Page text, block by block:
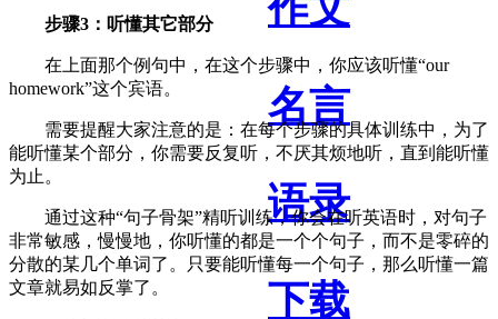
名言
语录
下载
步骤3：听懂其它部分
在上面那个例句中，在这个步骤中，你应该听懂“our
homework”这个宾语。
需要提醒大家注意的是：在每个步骤的具体训练中，为了
能听懂某个部分，你需要反复听，不厌其烦地听，直到能听懂
为止。
通过这种“句子骨架”精听训练，你会在听英语时，对句子
非常敏感，慢慢地，你听懂的都是一个个句子，而不是零碎的
分散的某几个单词了。只要能听懂每一个句子，那么听懂一篇
文章就易如反掌了。